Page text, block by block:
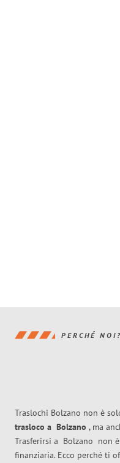
PERCHÉ NOI?
Traslochi Bolzano non è
trasloco a Bolzano , ma
Trasferirsi a Bolzano non
finanziaria. Ecco perché ti